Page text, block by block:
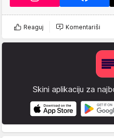
Reaguj Komentariši
Skini aplikaciju za